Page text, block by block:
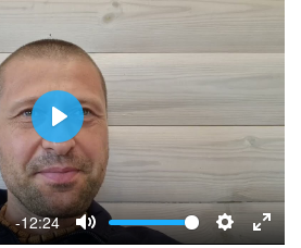
-12:24
P
l
a
y